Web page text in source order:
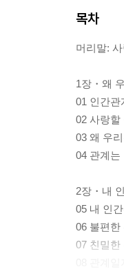
목차
머리말:
1장・왜
01 인간관
02 사랑할
03 왜 우
04 관계는
2장・내
05 내 인
06 불편한
07 친밀한